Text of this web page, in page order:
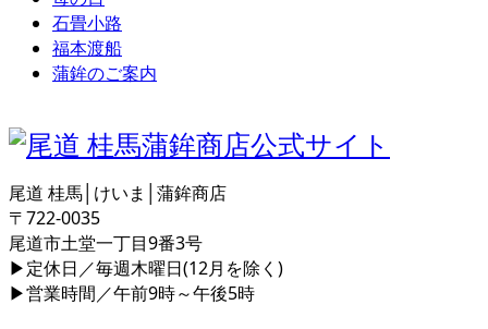
石畳小路
福本渡船
蒲鉾のご案内
尾道 桂馬│けいま│蒲鉾商店
〒722-0035
尾道市土堂一丁目9番3号
▶定休日／毎週木曜日(12月を除く)
▶営業時間／午前9時～午後5時